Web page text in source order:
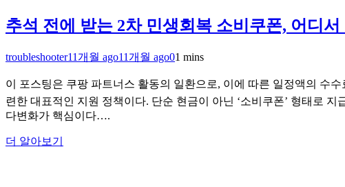
추석 전에 받는 2차 민생회복 소비쿠폰, 어디
troubleshooter11개월 ago11개월 ago01 mins
이 포스팅은 쿠팡 파트너스 활동의 일환으로, 이에 따른 일정액의 수
련한 대표적인 지원 정책이다. 단순 현금이 아닌 ‘소비쿠폰’ 형태로
다변화가 핵심이다….
더 알아보기